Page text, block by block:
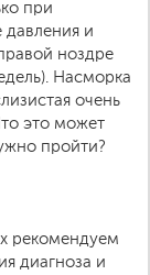
при
давления и
ноздре
Насморка
очень
это может
пройти?
рекомендуем
диагноза и